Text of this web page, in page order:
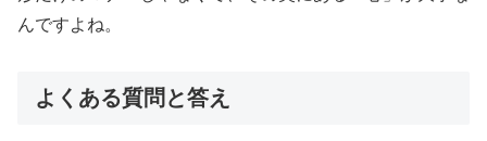
んですよね。
よくある質問と答え